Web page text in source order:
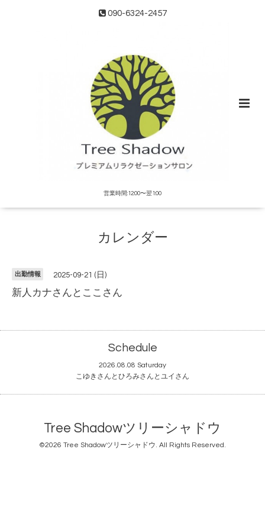
090-6324-2457
営業時間:12:00〜翌1:00
カレンダー
出勤情報 2025-09-21 (日)
新人カナさんとここさん
Schedule
2026.08.08 Saturday
こゆきさんとひろみさんとユイさん
Tree Shadowツリーシャドウ
©2026 Tree Shadowツリーシャドウ. All Rights Reserved.